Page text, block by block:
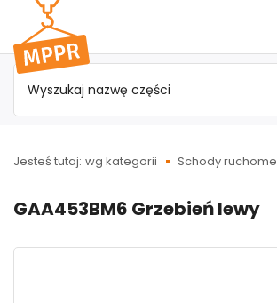
Przejdź do
menu
głównego
Jesteś tutaj: wg kategorii Schody ruchome
GAA453BM6 Grzebień lewy